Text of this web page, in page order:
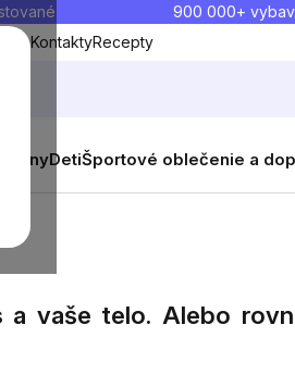
900 000+
KontaktyRecepty
ŽenyDetiŠportové oblečenie a
vaše telo. Alebo